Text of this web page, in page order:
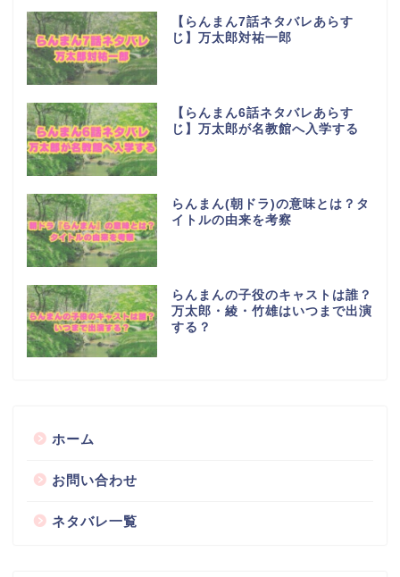
【らんまん7話ネタバレあらす
じ】万太郎対祐一郎
【らんまん6話ネタバレあらす
じ】万太郎が名教館へ入学する
らんまん(朝ドラ)の意味とは？タ
イトルの由来を考察
らんまんの子役のキャストは誰？
万太郎・綾・竹雄はいつまで出演
する？
ホーム
お問い合わせ
ネタバレ一覧